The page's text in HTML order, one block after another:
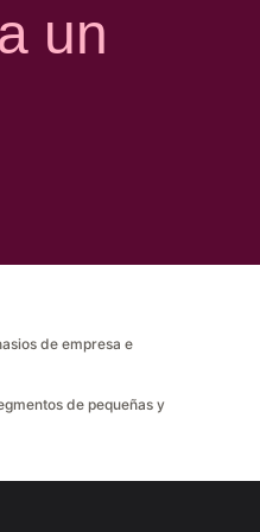
un
de empresa e
de pequeñas y